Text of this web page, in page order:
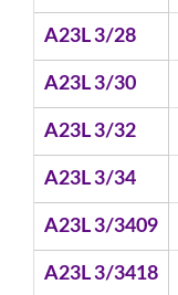
A23L 3/28
A23L 3/30
A23L 3/32
A23L 3/34
A23L 3/3409
A23L 3/3418